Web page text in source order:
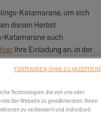
Katamarane, um sich
diesen Herbst
Katamarane auch
hier Ihre Einladung an. in der
Technologien, die von uns oder
der Website zu gewährleisten, Ihnen
zu verbessern und individuell
FORTFAHREN, OHNE ZU